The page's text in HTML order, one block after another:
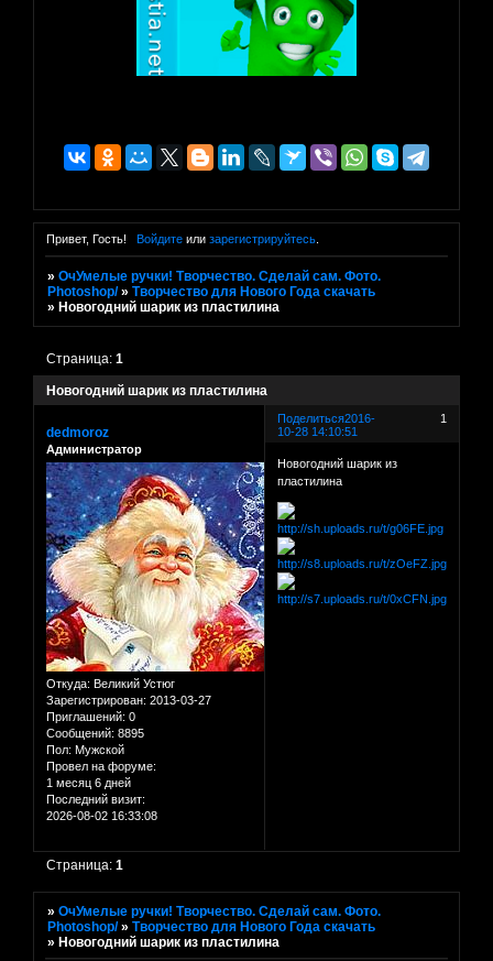
Привет, Гость! Войдитеили зарегистрируйтесь.
»ОчУмелые ручки! Творчество. Сделай сам. Фото.
Photoshop/ »Творчество для Нового Года скачать
» Новогодний шарик из пластилина
Новогодний шарик из пластилина
Страница:1
Поделиться 1
2016-
10-28 14:10:51
dedmoroz
Администратор
Откуда: Великий Устюг
Зарегистрирован: 2013-03-27
Приглашений: 0
Сообщений: 8895
Пол: Мужской
Провел на форуме:
1 месяц 6 дней
Последний визит:
2026-08-02 16:33:08
Новогодний шарик из
пластилина
Страница:1
»ОчУмелые ручки! Творчество. Сделай сам. Фото.
Photoshop/ »Творчество для Нового Года скачать
»Новогодний шарик из пластилина